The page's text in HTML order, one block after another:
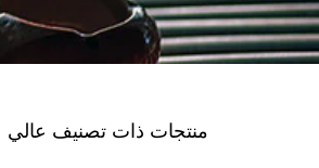
منتجات ذات تصنيف عالي